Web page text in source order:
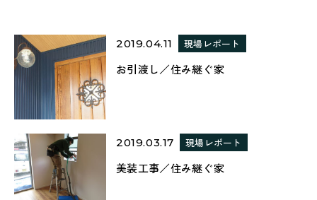
2019.04.11 現場レポート
お引渡し／住み継ぐ家
2019.03.17 現場レポート
美装工事／住み継ぐ家